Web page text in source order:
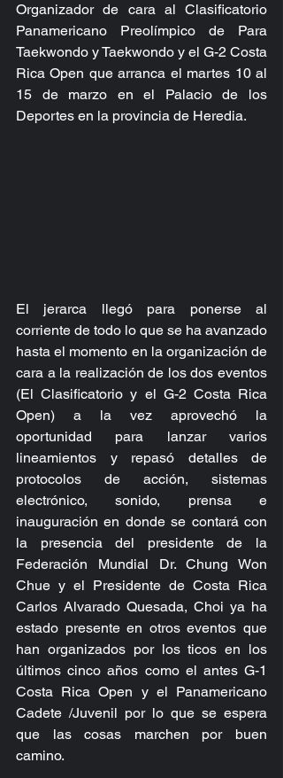
Organizador de cara al Clasificatorio
Panamericano Preolímpico de Para
Taekwondo y Taekwondo y el G-2 Costa
Rica Open que arranca el martes 10 al
15 de marzo en el Palacio de los
Deportes en la provincia de Heredia.
El jerarca llegó para ponerse al
corriente de todo lo que se ha avanzado
hasta el momento en la organización de
cara a la realización de los dos eventos
(El Clasificatorio y el G-2 Costa Rica
Open) a la vez aprovechó la
oportunidad para lanzar varios
lineamientos y repasó detalles de
protocolos de acción, sistemas
electrónico, sonido, prensa e
inauguración en donde se contará con
la presencia del presidente de la
Federación Mundial Dr. Chung Won
Chue y el Presidente de Costa Rica
Carlos Alvarado Quesada, Choi ya ha
estado presente en otros eventos que
han organizados por los ticos en los
últimos cinco años como el antes G-1
Costa Rica Open y el Panamericano
Cadete /Juvenil por lo que se espera
que las cosas marchen por buen
camino.